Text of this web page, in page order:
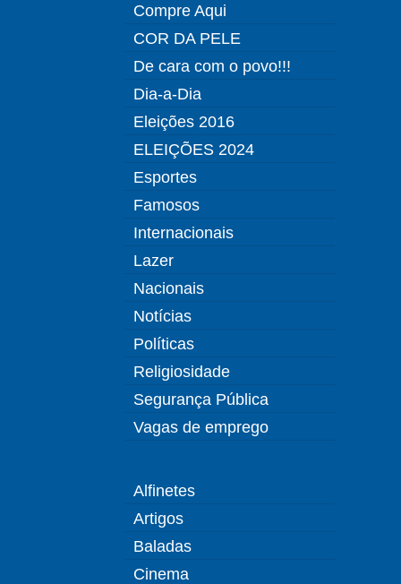
Compre Aqui
COR DA PELE
De cara com o povo!!!
Dia-a-Dia
Eleições 2016
ELEIÇÕES 2024
Esportes
Famosos
Internacionais
Lazer
Nacionais
Notícias
Políticas
Religiosidade
Segurança Pública
Vagas de emprego
Alfinetes
Artigos
Baladas
Cinema